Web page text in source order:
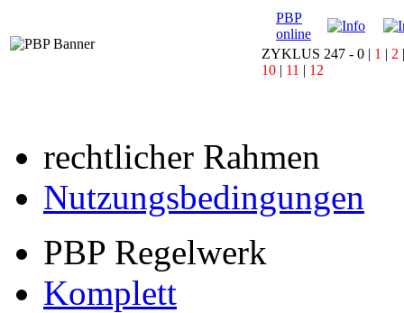
PBP
online
ZYKLUS 247 - 0 | 1 | 2
10 | 11 | 12
rechtlicher Rahmen
Nutzungsbedingungen
PBP Regelwerk
Komplett